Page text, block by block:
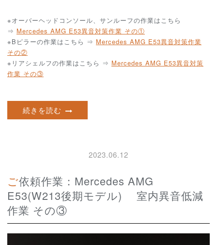
※オーバーヘッドコンソール、サンルーフの作業はこちら
⇒ Mercedes AMG E53異音対策作業 その①
※Bピラーの作業はこちら ⇒ Mercedes AMG E53異音対策作業
その②
※リアシェルフの作業はこちら ⇒ Mercedes AMG E53異音対策
作業 その③
続きを読む
2023.06.12
ご依頼作業：Mercedes AMG
E53(W213後期モデル) 室内異音低減
作業 その③